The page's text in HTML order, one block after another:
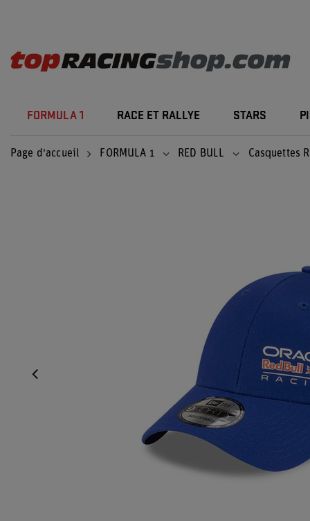
FORMULA 1 RACE ET RALLYE STARS
Page d'accueil FORMULA 1 RED BULL Casquettes